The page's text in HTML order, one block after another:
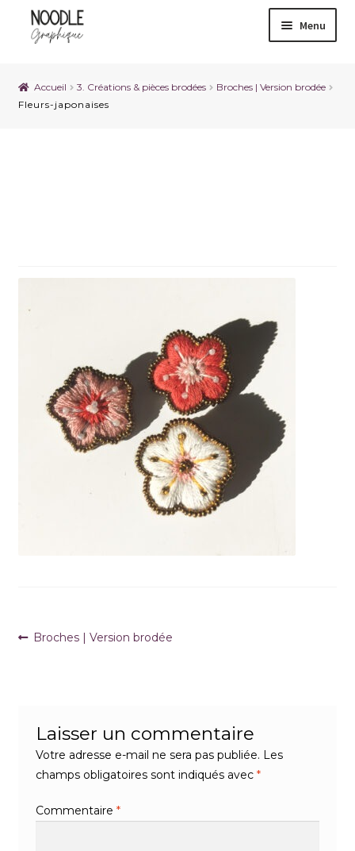
Menu
Accueil 3. Créations & pièces brodées
Broches | Version brodée
Fleurs-japonaises
Navigation
Article
Broches | Version brodée
Laisser un commentaire
Votre adresse e-mail ne sera pas publiée. Les
champs obligatoires sont indiqués avec*
Commentaire*